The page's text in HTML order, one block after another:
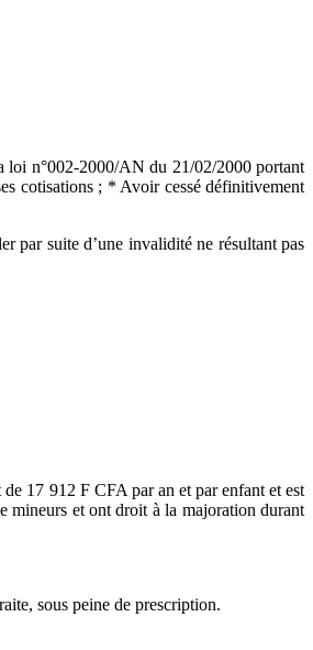
loi n°002-2000/AN du 21/02/2000 portant
cotisations ; * Avoir cessé définitivement
par suite d’une invalidité ne résultant pas
17 912 F CFA par an et par enfant et est
mineurs et ont droit à la majoration durant
sous peine de prescription.